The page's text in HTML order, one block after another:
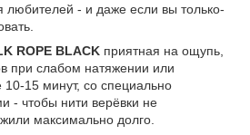
любителей - и даже если вы только-
ROPE BLACK приятная на ощупь,
при слабом натяжении или
10-15 минут, со специально
- чтобы нити верёвки не
максимально долго.